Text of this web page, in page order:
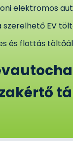
elektromos
szerelhető EV
és flottás